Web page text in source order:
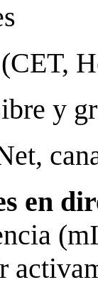
y
en